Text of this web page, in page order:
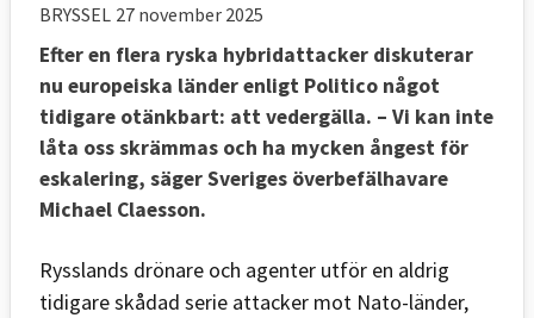
BRYSSEL 27 november 2025
Efter en flera ryska hybridattacker diskuterar
nu europeiska länder enligt Politico något
tidigare otänkbart: att vedergälla. – Vi kan inte
låta oss skrämmas och ha mycken ångest för
eskalering, säger Sveriges överbefälhavare
Michael Claesson.
Rysslands drönare och agenter utför en aldrig
tidigare skådad serie attacker mot Nato-länder,